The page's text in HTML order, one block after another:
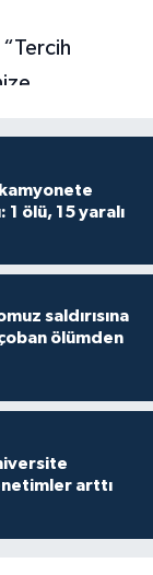
1 ölü, 15 yaralı
saldırısına
ölümden
arttı